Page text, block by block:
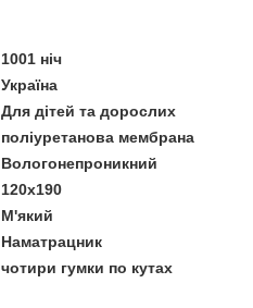
1001 ніч
Україна
Для дітей та дорослих
поліуретанова мембрана
Вологонепроникний
120x190
М'який
Наматрацник
чотири гумки по кутах